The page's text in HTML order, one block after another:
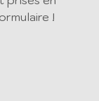
des
prises en
!